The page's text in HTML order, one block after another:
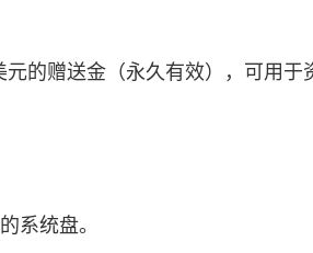
的赠送金（永久有效），可用于
系统盘。